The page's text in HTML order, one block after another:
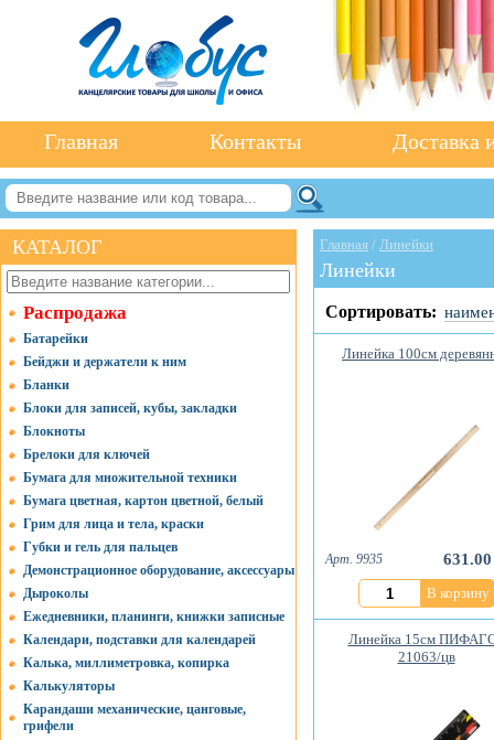
Главная Контакты Доставка
КАТАЛОГ
Распродажа
Батарейки
Бейджи и держатели к ним
Бланки
Блоки для записей, кубы, закладки
Блокноты
Брелоки для ключей
Бумага для множительной техники
Бумага цветная, картон цветной, белый
Грим для лица и тела, краски
Губки и гель для пальцев
Демонстрационное оборудование, аксессуары
Дыроколы
Ежедневники, планинги, книжки записные
Календари, подставки для календарей
Калька, миллиметровка, копирка
Калькуляторы
Карандаши механические, цанговые,
грифели
Главная / Линейки
Линейки
Сортировать:
Линейка 100см
Арт. 9935
В корзину
Линейка 15см
21063/цв